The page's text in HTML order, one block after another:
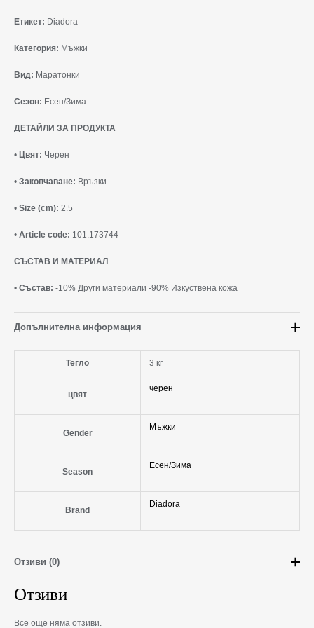
Етикет: Diadora
Категория: Мъжки
Вид: Маратонки
Сезон: Есен/Зима
ДЕТАЙЛИ ЗА ПРОДУКТА
• Цвят: Черен
• Закопчаване: Връзки
• Size (cm): 2.5
• Article code: 101.173744
СЪСТАВ И МАТЕРИАЛ
• Състав: -10% Други материали -90% Изкуствена кожа
Допълнителна информация
Тегло 3 кг
цвят
черен
Gender
Мъжки
Season
Есен/Зима
Brand
Diadora
Отзиви (0)
Отзиви
Все още няма отзиви.